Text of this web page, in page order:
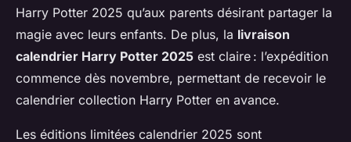
Harry Potter 2025 qu’aux parents désirant partager la
magie avec leurs enfants. De plus, la livraison
calendrier Harry Potter 2025 est claire : l’expédition
commence dès novembre, permettant de recevoir le
calendrier collection Harry Potter en avance.
Les éditions limitées calendrier 2025 sont